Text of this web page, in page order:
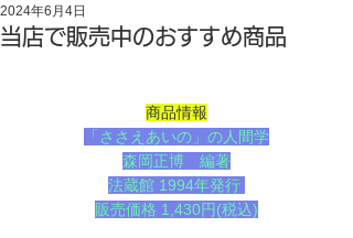
当店で販売中のおすすめ商品
2024年6月4日
商品情報
「ささえあいの」の人間学
森岡正博　編著
法蔵館 1994年発行
販売価格 1,430円(税込)